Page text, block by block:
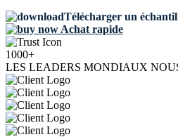
Télécharger un
Achat rapide
1000+
LES LEADERS MONDIAUX